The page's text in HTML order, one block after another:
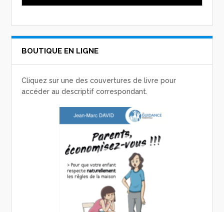
BOUTIQUE EN LIGNE
Cliquez sur une des couvertures de livre pour
accéder au descriptif correspondant.